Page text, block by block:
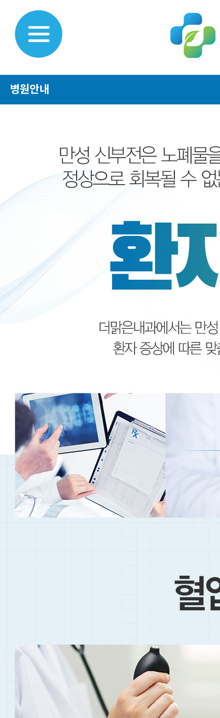
병원안내
건강검진센터
내시경 센터
내과질환센터
인공신장센터
건강클리닉